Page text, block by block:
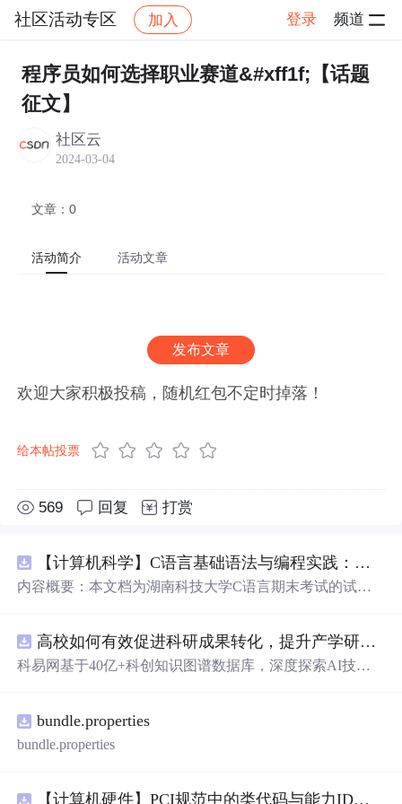
社区活动专区 加入 登录 频道
社区 社区活动专区 热门活动 帖子详情
程序员如何选择职业赛道&#xff1f;【话题
征文】
社区云
2024-03-04
文章：0
活动简介 活动文章
发布文章
欢迎大家积极投稿，随机红包不定时掉落！
给本帖投票
569 回复 打赏
【计算机科学】C语言基础语法与编程实践：湖南科技大学期末考试核心知识点解析
内容概要：本文档为湖南科技大学C语言期末考试的试题
循环）、数组、字符串处理、函数定义与调用、指针初步
等内容。题目形式为单项选择题，每道
题后附有正确答
业学习C语言课程的学生，特别是准备期末考试或需要强
化基础知识的初学者。; 使用场景及目标：①用于考前复
习，检验对C语言核心概念的掌握程度；②辅助教师出题
辑分析能力。; 阅读建议：建议结合教材和上机实践进行练
高校如何有效促进科研成果转化，提升产学研合作效率？.docx
科易网基于40亿+科创知识图谱数据库，深度探索AI技术
新领域的AI+数智化解决方案，推动科技创新与产业创新
智能化发展。
bundle.properties
bundle.properties
【计算机硬件】PCI规范中的类代码与能力ID分配：设备功能分类及扩展能力标识系统设计